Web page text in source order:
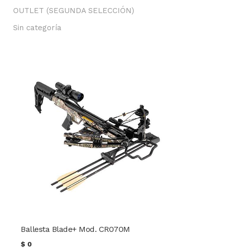
OUTLET (SEGUNDA SELECCIÓN)
Sin categoría
Ballesta Blade+ Mod. CR070M
$ 0